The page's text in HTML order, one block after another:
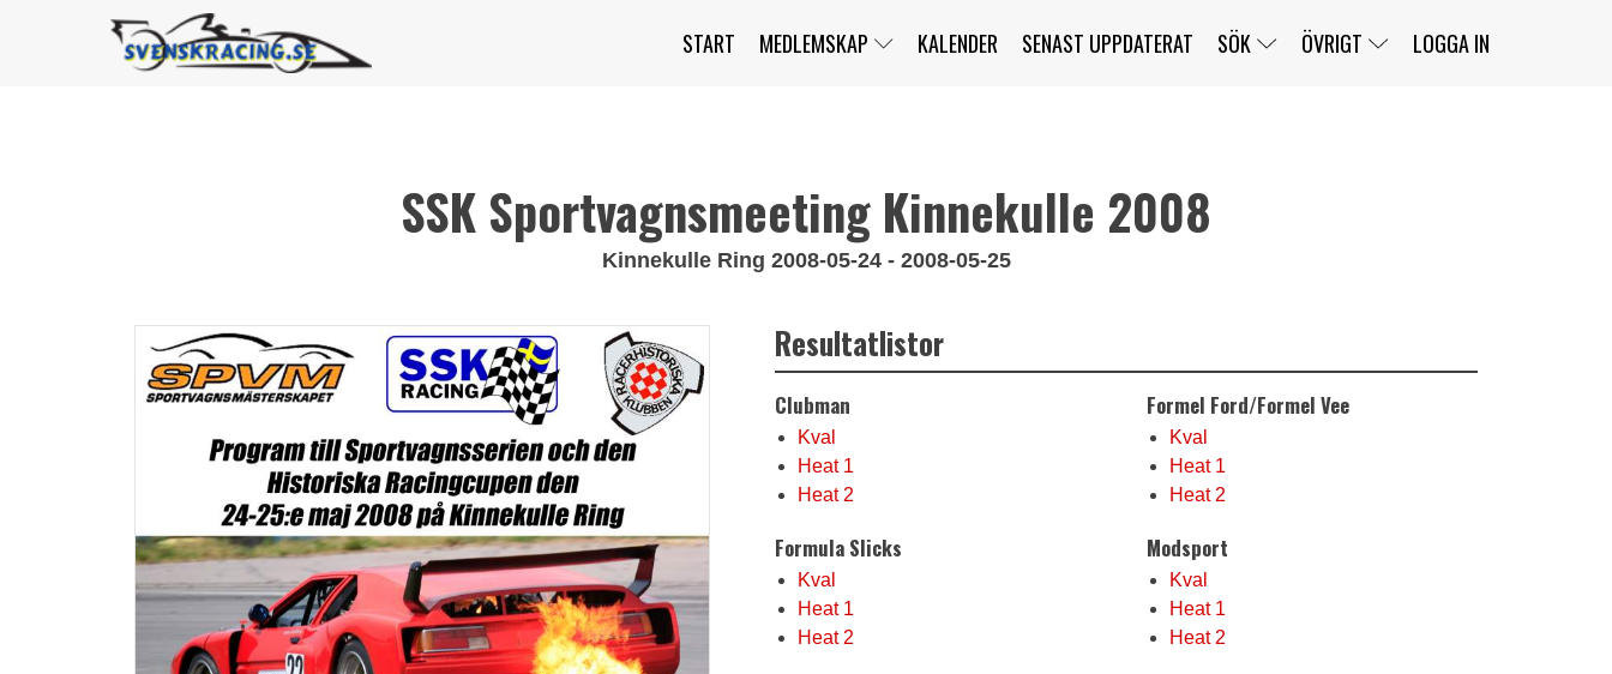
START MEDLEMSKAP KALENDER SENAST UPPDATERAT SÖK ÖVRIGT
WEBBSHOP
KONTAKT
OM OSS
KOMPLETTERA
LOGGA IN
SSK Sportvagnsmeeting Kinnekulle 2008
Kinnekulle Ring 2008-05-24 - 2008-05-25
Resultatlistor
Clubman
Kval
Heat 1
Heat 2
Formel Ford/Formel Vee
Kval
Heat 1
Heat 2
Formula Slicks
Kval
Heat 1
Heat 2
Modsport
Kval
Heat 1
Heat 2